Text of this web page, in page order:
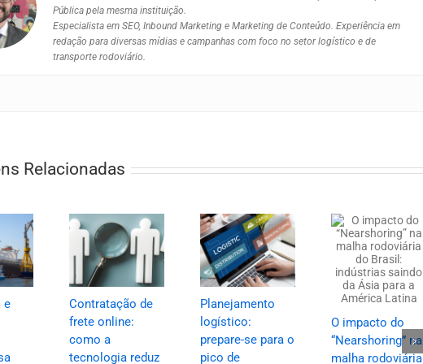
Pública pela mesma instituição.
Especialista em SEO, Inbound Marketing e Marketing de Conteúdo. Experiência em
redação para diversas mídias e campanhas com foco no setor logístico e de
transporte rodoviário.
Relacionadas
e
Contratação de
frete online:
como a
tecnologia reduz
Planejamento
logístico:
prepare-se para o
pico de
O impacto do
“Nearshoring” na
malha rodoviária